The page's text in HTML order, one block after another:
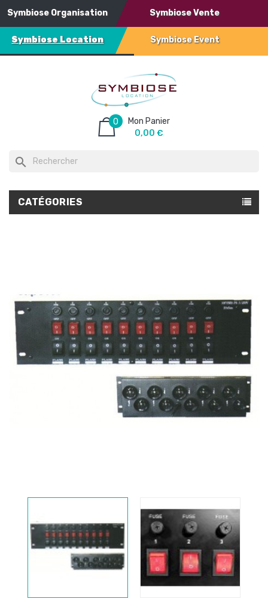
Symbiose Organisation Symbiose Vente
Symbiose Location Symbiose Event
Mon Panier
0
0,00 €
search
CATÉGORIES